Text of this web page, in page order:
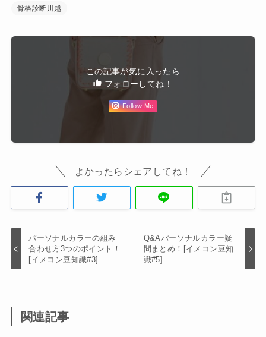
骨格診断川越
この記事が気に入ったら
フォローしてね！
Follow Me
よかったらシェアしてね！
パーソナルカラーの組み
合わせ方3つのポイント！
[イメコン豆知識#3]
Q&Aパーソナルカラー疑
問まとめ！[イメコン豆知
識#5]
関連記事